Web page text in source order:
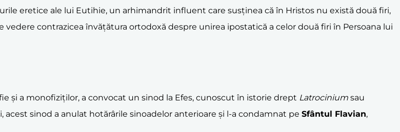
eretice ale lui Eutihie, un arhimandrit influent care susținea că în Hristos nu există două firi,
contrazicea învățătura ortodoxă despre unirea ipostatică a celor două firi în Persoana lui
și a monofiziților, a convocat un sinod la Efes, cunoscut în istorie drept Latrocinium sau
sinod a anulat hotărârile sinoadelor anterioare și l-a condamnat pe Sfântul Flavian,